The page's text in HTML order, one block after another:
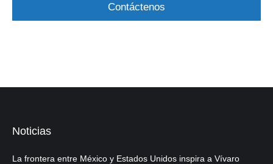
Noticias
La frontera entre México y Estados Unidos inspira a Vívaro